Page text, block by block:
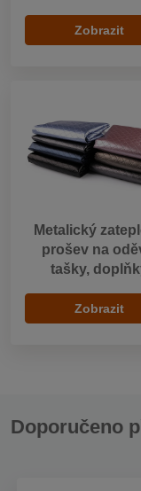
Zobrazit
Metalický
prošev na
tašky,
Zobrazit
Doporučeno